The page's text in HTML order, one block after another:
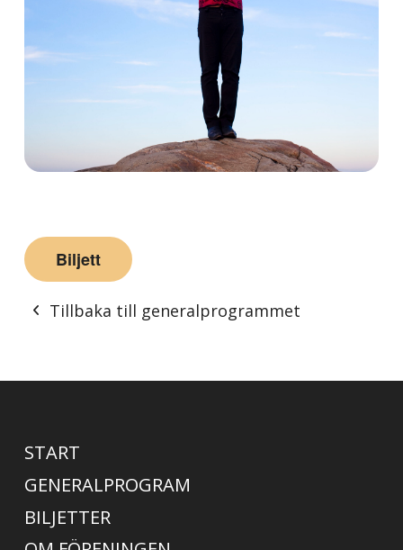
Biljett
Tillbaka till generalprogrammet
START
GENERALPROGRAM
BILJETTER